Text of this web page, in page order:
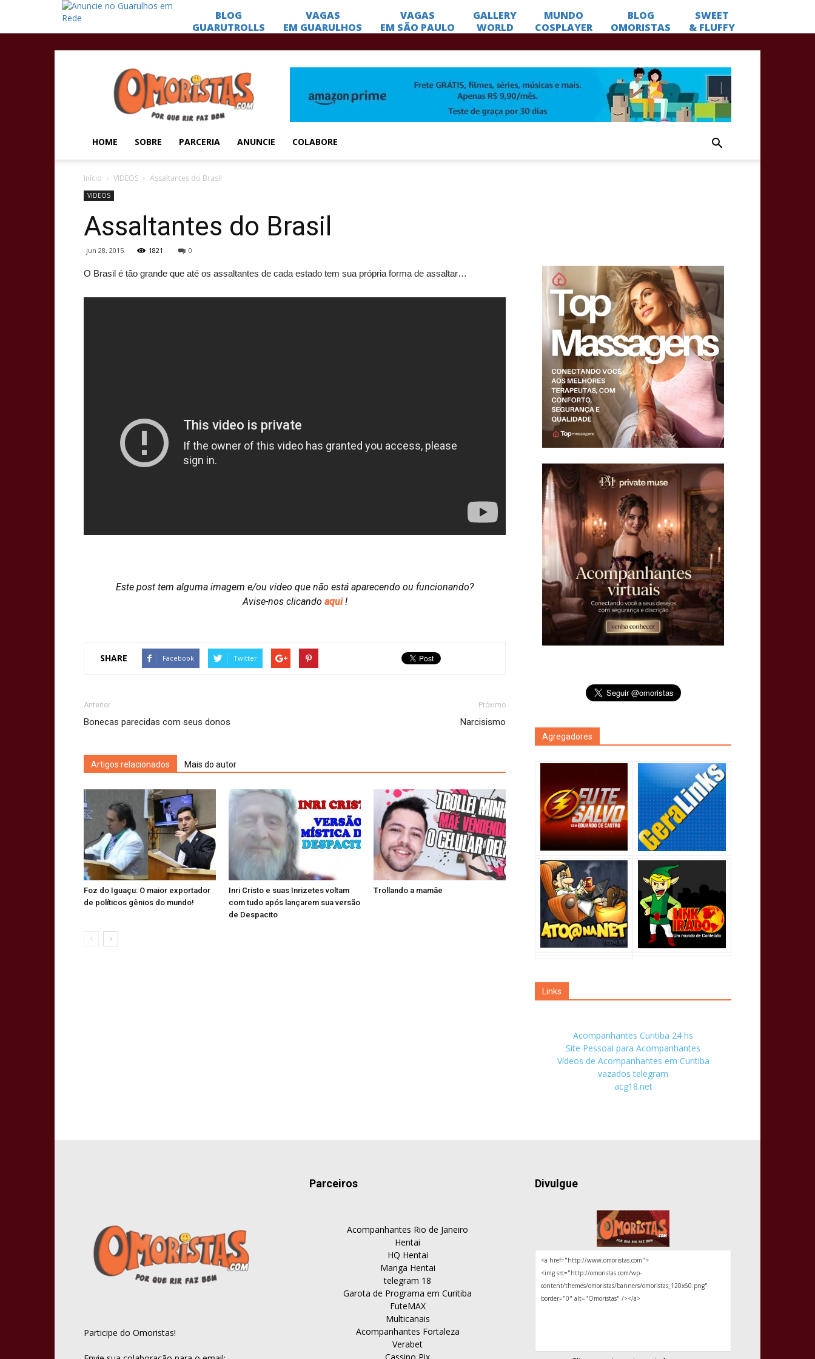
Omoristas
HOME SOBRE PARCERIA ANUNCIE COLABORE
Início VIDEOS Assaltantes do Brasil
VIDEOS
Assaltantes do Brasil
jun 28, 2015 1821 0
O Brasil é tão grande que até os assaltantes de cada estado tem sua própria forma de assaltar…
Este post tem alguma imagem e/ou video que não está aparecendo ou funcionando?
Avise-nos clicando aqui !
SHARE Facebook Twitter
Anterior
Bonecas parecidas com seus donos
Próximo
Narcisismo
Artigos relacionados Mais do autor
Foz do Iguaçu: O maior exportador
de políticos gênios do mundo!
Inri Cristo e suas Inrizetes voltam
com tudo após lançarem sua versão
de Despacito
Trollando a mamãe
Agregadores
Links
Acompanhantes Curitiba 24 hs
Site Pessoal para Acompanhantes
Vídeos de Acompanhantes em Curitiba
vazados telegram
acg18.net
Participe do Omoristas!
Parceiros
Acompanhantes Rio de Janeiro
Hentai
HQ Hentai
Manga Hentai
telegram 18
Garota de Programa em Curitiba
FuteMAX
Multicanais
Acompanhantes Fortaleza
Verabet
Divulgue